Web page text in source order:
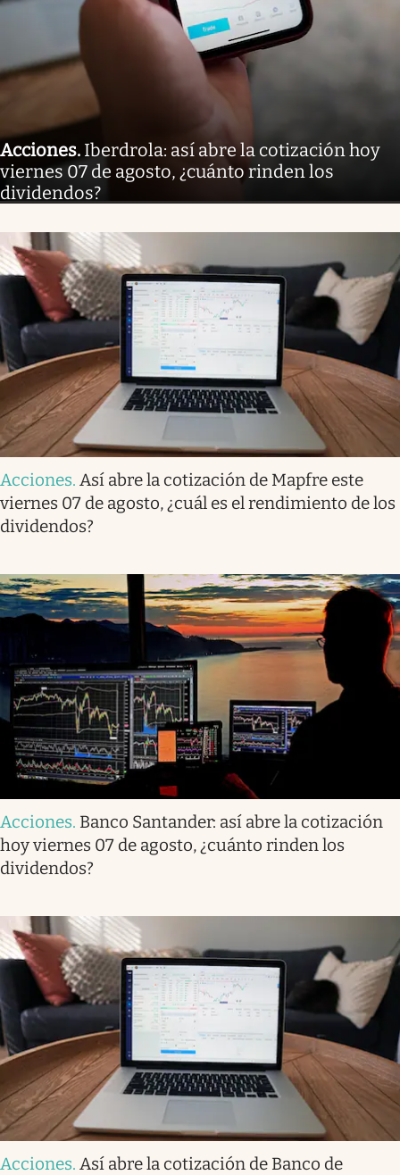
Acciones. Iberdrola: así abre la cotización hoy
viernes 07 de agosto, ¿cuánto rinden los
dividendos?
Acciones. Así abre la cotización de Mapfre este
viernes 07 de agosto, ¿cuál es el rendimiento de los
dividendos?
Acciones. Banco Santander: así abre la cotización
hoy viernes 07 de agosto, ¿cuánto rinden los
dividendos?
Acciones. Así abre la cotización de Banco de